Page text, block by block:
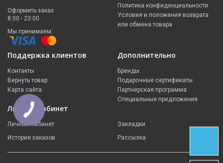
Оформить заказ
8:00 - 23:00
Мы принимаем:
Политика конфиденциальности
Условия и положения возврата
или обмена товара
Поддержка клиентов
Контакты
Вернуть товар
Карта сайта
Дополнительно
Бренды
Подарочные сертификаты
Партнерская программа
Специальные предложения
Личный кабинет
Личный кабинет
История заказов
Закладки
Рассылка
КНОПКА
ЗВ'ЯЗКУ